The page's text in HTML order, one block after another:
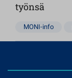
työnsä
MONI-info